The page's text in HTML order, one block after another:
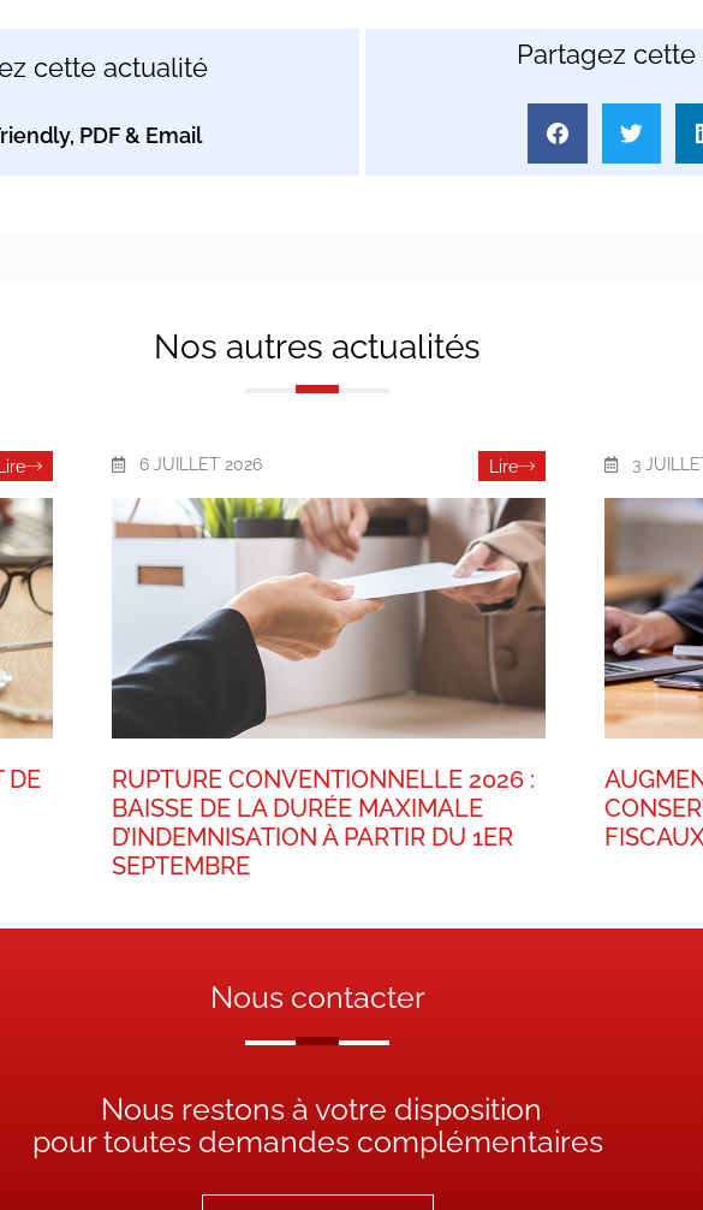
cette actualité Partagez cette
Nos autres actualités
DE
6 JUILLET 2026 Lire
RUPTURE CONVENTIONNELLE 2026 :
BAISSE DE LA DURÉE MAXIMALE
D’INDEMNISATION À PARTIR DU 1ER
SEPTEMBRE
3
Nous contacter
Nous restons à votre disposition
pour toutes demandes complémentaires